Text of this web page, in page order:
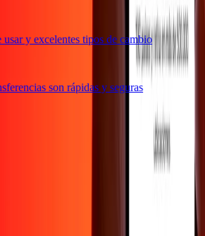
y excelentes tipos de cambio
son rápidas y seguras